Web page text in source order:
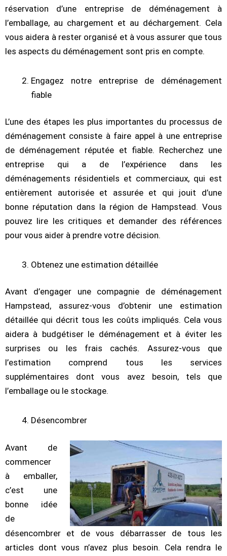
réservation d’une entreprise de déménagement à
l’emballage, au chargement et au déchargement. Cela
vous aidera à rester organisé et à vous assurer que tous
les aspects du déménagement sont pris en compte.
Engagez notre entreprise de déménagement
fiable
L’une des étapes les plus importantes du processus de
déménagement consiste à faire appel à une entreprise
de déménagement réputée et fiable. Recherchez une
entreprise qui a de l’expérience dans les
déménagements résidentiels et commerciaux, qui est
entièrement autorisée et assurée et qui jouit d’une
bonne réputation dans la région de Hampstead. Vous
pouvez lire les critiques et demander des références
pour vous aider à prendre votre décision.
Obtenez une estimation détaillée
Avant d’engager une compagnie de déménagement
Hampstead, assurez-vous d’obtenir une estimation
détaillée qui décrit tous les coûts impliqués. Cela vous
aidera à budgétiser le déménagement et à éviter les
surprises ou les frais cachés. Assurez-vous que
l’estimation comprend tous les services
supplémentaires dont vous avez besoin, tels que
l’emballage ou le stockage.
Désencombrer
Avant de
commencer
à emballer,
c’est une
bonne idée
de
désencombrer et de vous débarrasser de tous les
articles dont vous n’avez plus besoin. Cela rendra le